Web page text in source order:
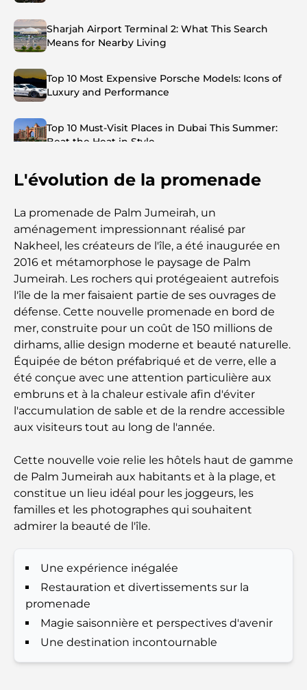
Sharjah Airport Terminal 2: What This Search
Means for Nearby Living
Top 10 Most Expensive Porsche Models: Icons of
Luxury and Performance
Top 10 Must-Visit Places in Dubai This Summer:
Beat the Heat in Style
Top 7 Busiest Airports in the World: Hub of Global
Abu Dhabi vs Dubai: A Practical Comparison for
Investors and Residents
Best Schools in Downtown Dubai: A Guide for
Families
Que faire à Dubaï en été : le guide ultime pour
profiter de la chaleur
Cadeaux de luxe pour hommes : des idées de
présents attentionnés et intemporels
Écoles à proximité de Palm Jumeirah : un guide
Les meilleurs hôtels de Business Bay, à Dubaï :
votre guide ultime
Les meilleurs cafés avec vue à Dubaï : un parfait
Restaurants avec vue sur le Burj Al Arab :
Expériences gastronomiques exceptionnelles à
Clubs de plage de Palm Jumeirah : Guide complet
2026
L'évolution de la promenade
La promenade de Palm Jumeirah, un
aménagement impressionnant réalisé par
Nakheel, les créateurs de l'île, a été inaugurée en
2016 et métamorphose le paysage de Palm
Jumeirah. Les rochers qui protégeaient autrefois
l'île de la mer faisaient partie de ses ouvrages de
défense. Cette nouvelle promenade en bord de
mer, construite pour un coût de 150 millions de
dirhams, allie design moderne et beauté naturelle.
Équipée de béton préfabriqué et de verre, elle a
été conçue avec une attention particulière aux
embruns et à la chaleur estivale afin d'éviter
l'accumulation de sable et de la rendre accessible
aux visiteurs tout au long de l'année.
Cette nouvelle voie relie les hôtels haut de gamme
de Palm Jumeirah aux habitants et à la plage, et
constitue un lieu idéal pour les joggeurs, les
familles et les photographes qui souhaitent
admirer la beauté de l'île.
Une expérience inégalée
Restauration et divertissements sur la
promenade
Magie saisonnière et perspectives d'avenir
Une destination incontournable